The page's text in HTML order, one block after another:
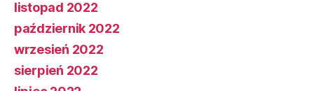
listopad 2022
październik 2022
wrzesień 2022
sierpień 2022